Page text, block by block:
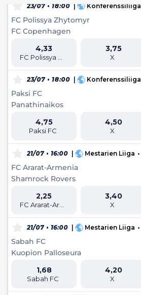
23/07 • 18:00 | Konferenssiliiga
FC Polissya Zhytomyr
FC Copenhagen
4,33
X
3,75
23/07 • 18:00 Konferenssiliiga
Paksi FC
Panathinaikos
Paksi FC
4,75
X
4,50
21/07 • 16:00 Mestarien Liiga •
FC Ararat-Armenia
Shamrock Rovers
FC Ararat-Armenia
2,25
X
3,40
21/07 • 16:00 Mestarien Liiga •
Sabah FC
Kuopion Palloseura
Sabah FC
1,68
X
4,20